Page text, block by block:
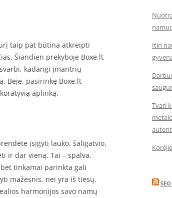
taip pat būtina atkreipti
Šiandien prekyboje Boxe.lt
kadangi įmantrių
Beje, pasirinkę Boxe.lt
aplinką.
įsigyti lauko, šaligatvio,
ir dar vieną. Tai – spalva.
tinkamai parinkta gali
mažesnis, nei yra iš tiesų.
harmonijos savo namų
Itin
Tvari